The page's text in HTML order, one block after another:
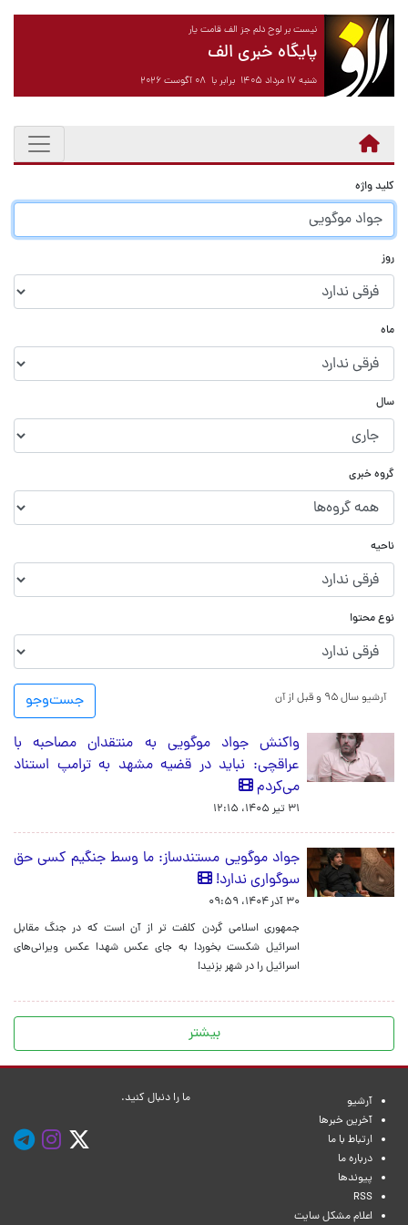
نیست بر لوح دلم جز الف قامت یار
پایگاه خبری الف
شنبه ۱۷ مرداد ۱۴۰۵ برابر با ۰۸ آگوست ۲۰۲۶
کلید واژه
روز
ماه
سال
گروه خبری
ناحیه
نوع محتوا
جست‌و‌جو آرشیو سال ۹۵ و قبل از آن
واکنش جواد موگویی به منتقدان مصاحبه با
عراقچی: نباید در قضیه مشهد به ترامپ استناد
می‌کردم
۳۱ تیر ۱۴۰۵، ۱۲:۱۵
جواد موگویی مستندساز: ما وسط جنگیم کسی حق
سوگواری ندارد!
۳۰ آذر ۱۴۰۴، ۰۹:۵۹
جمهوری اسلامی گردن کلفت تر از آن است که در جنگ مقابل
اسرائیل شکست بخورد! به جای عکس شهدا عکس ویرانی‌های
اسرائیل را در شهر بزنید!
بیشتر
آرشیو
آخرین خبرها
ارتباط با ما
درباره ما
پیوندها
RSS
اعلام مشکل سایت
ما را دنبال کنید.